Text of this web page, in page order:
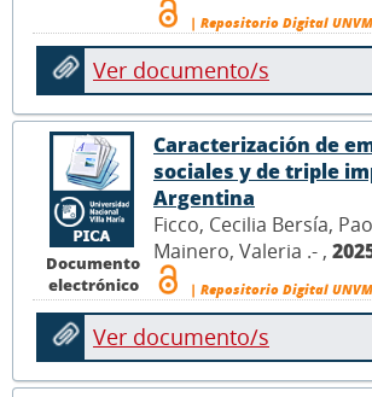
| Repositorio Digital
Ver documento/s
Documento
electrónico
Caracterización de
sociales y de triple
Argentina
Ficco, Cecilia Bersía,
Mainero, Valeria .- ,
| Repositorio Digital
Ver documento/s